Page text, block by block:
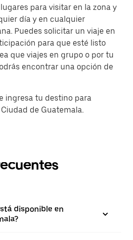
para visitar en la zona y
día y en cualquier
Puedes solicitar un viaje en
para que esté listo
que viajes en grupo o por tu
encontrar una opción de
ingresa tu destino para
de Guatemala.
disponible en